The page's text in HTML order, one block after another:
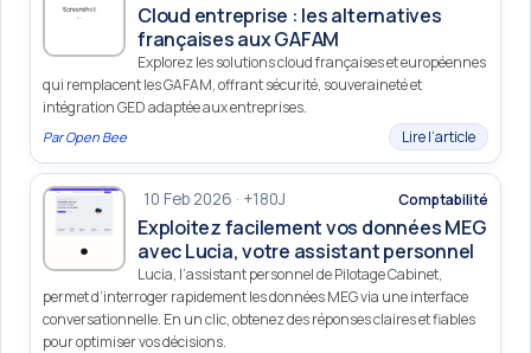
Cloud entreprise : les alternatives
françaises aux GAFAM
Explorez les solutions cloud françaises et européennes
qui remplacent les GAFAM, offrant sécurité, souveraineté et
intégration GED adaptée aux entreprises.
ParOpen Bee Lire l’article
10 Feb 2026 · +180J Comptabilité
Exploitez facilement vos données MEG
avec Lucia, votre assistant personnel
Lucia, l’assistant personnel de Pilotage Cabinet,
permet d’interroger rapidement les données MEG via une interface
conversationnelle. En un clic, obtenez des réponses claires et fiables
pour optimiser vos décisions.